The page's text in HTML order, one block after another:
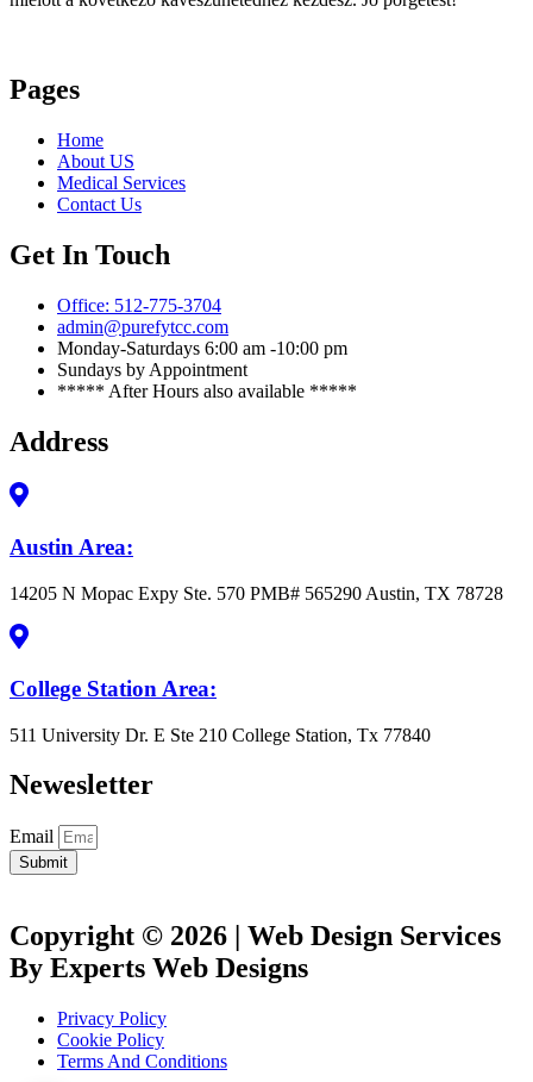
Pages
Home
About US
Medical Services
Contact Us
Get In Touch
Office: 512-775-3704
admin@purefytcc.com
Monday-Saturdays 6:00 am -10:00 pm
Sundays by Appointment
***** After Hours also available *****
Address
Austin Area:
14205 N Mopac Expy Ste. 570 PMB# 565290 Austin, TX 78728
College Station Area:
511 University Dr. E Ste 210 College Station, Tx 77840
Newesletter
Email
Submit
Copyright © 2026 | Web Design Services
By Experts Web Designs
Privacy Policy
Cookie Policy
Terms And Conditions